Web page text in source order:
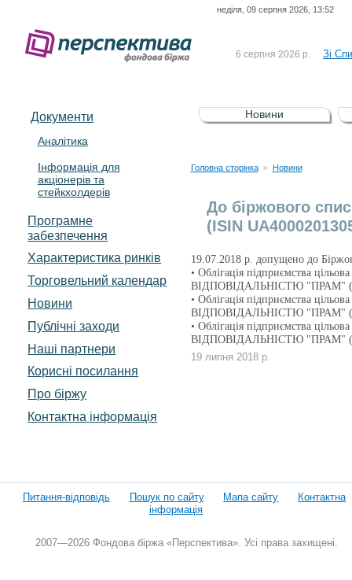
неділя, 09 серпня 2026, 13:52
6 серпня 2026 р. Зі
5 серпня 2026 р.
Зі
UA4000232607)
4 серпня 2026 р.
Документи
Аналітика
Інформація для
акціонерів та
стейкхолдерів
Програмне
забезпечення
Характеристика pинків
Торговельний календар
Новини
Публічні заходи
Наші партнери
Корисні посилання
Про біржу
Контактна інформація
Новини
Головна сторінка > Новини
До біржового
(ISIN
19.07.2018 р. допущено до
• Облігація підприємства
ВІДПОВІДАЛЬНІСТЮ "ПРАМ"
• Облігація підприємства
ВІДПОВІДАЛЬНІСТЮ "ПРАМ"
• Облігація підприємства
ВІДПОВІДАЛЬНІСТЮ "ПРАМ"
19 липня 2018 р.
Питання-відповідь Пошук по сайту Мапа сайту
Контактна
інформація
2007—2026 Фондова біржа «Перспектива». Усі права захищені.